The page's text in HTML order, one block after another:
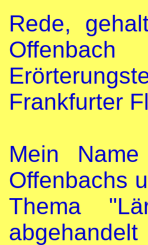
Rede,
Frankfurter
Mein
Offenbachs
Thema